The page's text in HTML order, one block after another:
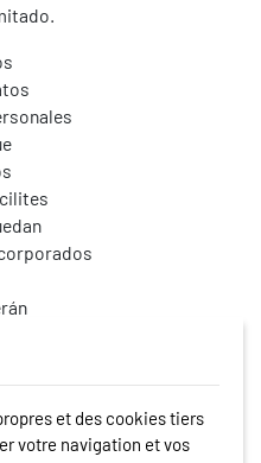
et des cookies tiers
votre navigation et vos